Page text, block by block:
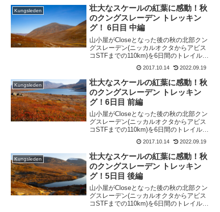
リストステーション」をレポートしま
す。
Kungsleden
壮大なスケールの紅葉に感動！秋
のクングスレーデン トレッキン
グ！ 6日目 中編
山小屋がCloseとなった後の秋の北部クン
グスレーデン(ニッカルオクタからアビス
コSTFまでの110km)を6日間のトレイルハ
目 中編アレスヤーレからアビスコヤーレ
②」をレポートします。
2017.10.14 2022.09.19
Kungsleden
壮大なスケールの紅葉に感動！秋
のクングスレーデン トレッキン
グ！6日目 前編
山小屋がCloseとなった後の秋の北部クン
グスレーデン(ニッカルオクタからアビス
コSTFまでの110km)を6日間のトレイルハ
目 前編 アレスヤーレからアビスコヤーレ
①」をレポートします。
2017.10.14 2022.09.19
Kungsleden
壮大なスケールの紅葉に感動！秋
のクングスレーデン トレッキン
グ！5日目 後編
山小屋がCloseとなった後の秋の北部クン
グスレーデン(ニッカルオクタからアビス
コSTFまでの110km)を6日間のトレイルハ